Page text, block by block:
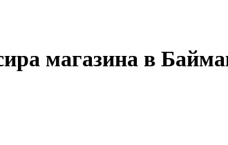
магазина в